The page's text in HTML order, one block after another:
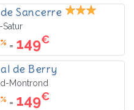
Sancerre
Satur
= 149€
de Berry
Montrond
= 149€